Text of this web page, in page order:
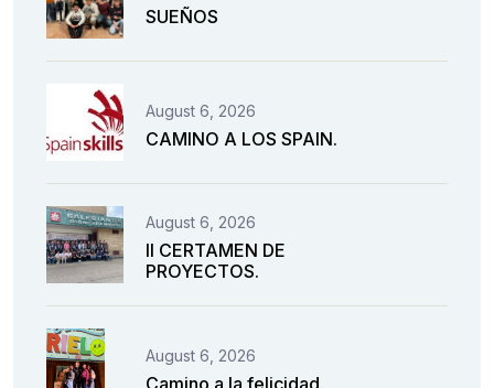
SUEÑOS
August 6, 2026
CAMINO A LOS SPAIN.
August 6, 2026
II CERTAMEN DE
PROYECTOS.
August 6, 2026
Camino a la felicidad.